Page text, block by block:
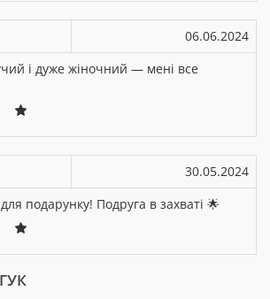
06.06.2024
і дуже жіночний — мені все
30.05.2024
подарунку! Подруга в захваті 🌟